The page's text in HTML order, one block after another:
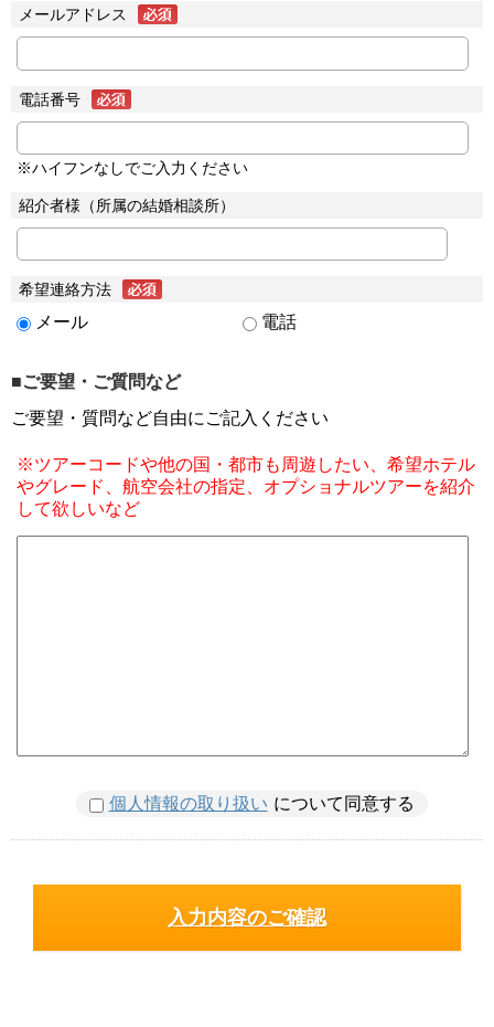
メールアドレス
電話番号
※ハイフンなしでご入力ください
紹介者様（所属の結婚相談所）
希望連絡方法
メール 電話
■ご要望・ご質問など
ご要望・質問など自由にご記入ください
※ツアーコードや他の国・都市も周遊したい、希望ホテル
やグレード、航空会社の指定、オプショナルツアーを紹介
して欲しいなど
個人情報の取り扱い について同意する